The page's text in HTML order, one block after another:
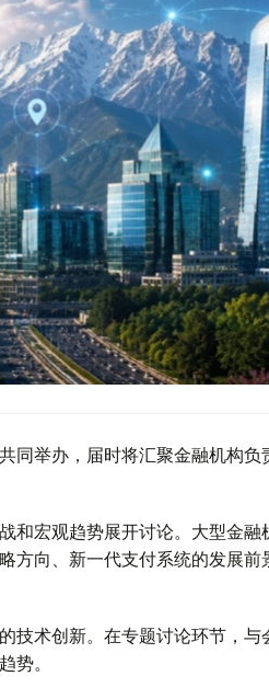
同举办，届时将汇聚金融机构
和宏观趋势展开讨论。大型金融
方向、新一代支付系统的发展
技术创新。在专题讨论环节，
势。